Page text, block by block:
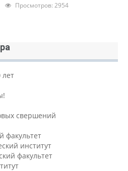
Просмотров: 2954
свершений
факультет
институт
факультет